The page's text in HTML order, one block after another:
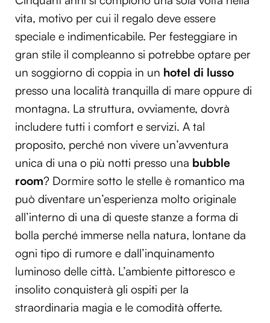
vita, motivo per cui il regalo deve essere
speciale e indimenticabile. Per festeggiare in
gran stile il compleanno si potrebbe optare per
un soggiorno di coppia in un hotel di lusso
presso una località tranquilla di mare oppure di
montagna. La struttura, ovviamente, dovrà
includere tutti i comfort e servizi. A tal
proposito, perché non vivere un’avventura
unica di una o più notti presso una bubble
room? Dormire sotto le stelle è romantico ma
può diventare un’esperienza molto originale
all’interno di una di queste stanze a forma di
bolla perché immerse nella natura, lontane da
ogni tipo di rumore e dall’inquinamento
luminoso delle città. L’ambiente pittoresco e
insolito conquisterà gli ospiti per la
straordinaria magia e le comodità offerte.